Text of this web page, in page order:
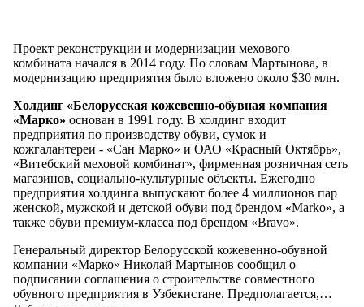
Проект реконструкции и модернизации мехового
комбината начался в 2014 году. По словам Мартынова, в
модернизацию предприятия было вложено около $30 млн.
Холдинг «Белорусская кожевенно-обувная компания
«Марко» основан в 1991 году. В холдинг входит
предприятия по производству обуви, сумок и
кожгалантереи - «Сан Марко» и ОАО «Красный Октябрь»,
«Витебский меховой комбинат», фирменная розничная сеть
магазинов, социально-культурные объекты. Ежегодно
предприятия холдинга выпускают более 4 миллионов пар
женской, мужской и детской обуви под брендом «Marko», а
также обуви премиум-класса под брендом «Bravo».
Генеральный директор Белорусской кожевенно-обувной
компании «Марко» Николай Мартынов сообщил о
подписании соглашения о строительстве совместного
обувного предприятия в Узбекистане. Предполагается,…